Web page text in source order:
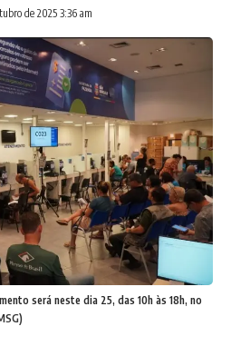
de 2025 3:36 am
será neste dia 25, das 10h às 18h, no